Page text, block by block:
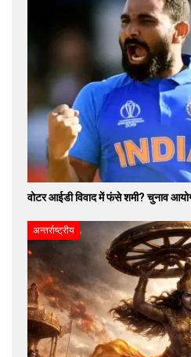
वोटर आईडी विवाद में फंसे शमी? चुनाव
अन्तर्राष्ट्रीय